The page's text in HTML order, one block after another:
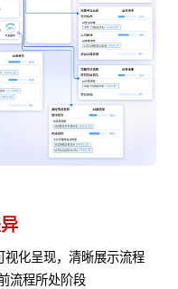
视化呈现，清晰展示流程
流程所处阶段